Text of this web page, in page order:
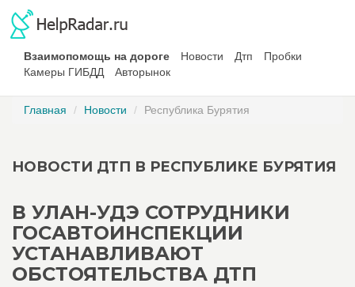
Взаимопомощь на дороге Новости Дтп
Пробки
Камеры ГИБДД
Авторынок
Главная Новости Республика Бурятия
НОВОСТИ ДТП В РЕСПУБЛИКЕ БУРЯТИЯ
В УЛАН-УДЭ СОТРУДНИКИ
ГОСАВТОИНСПЕКЦИИ
УСТАНАВЛИВАЮТ
ОБСТОЯТЕЛЬСТВА ДТП